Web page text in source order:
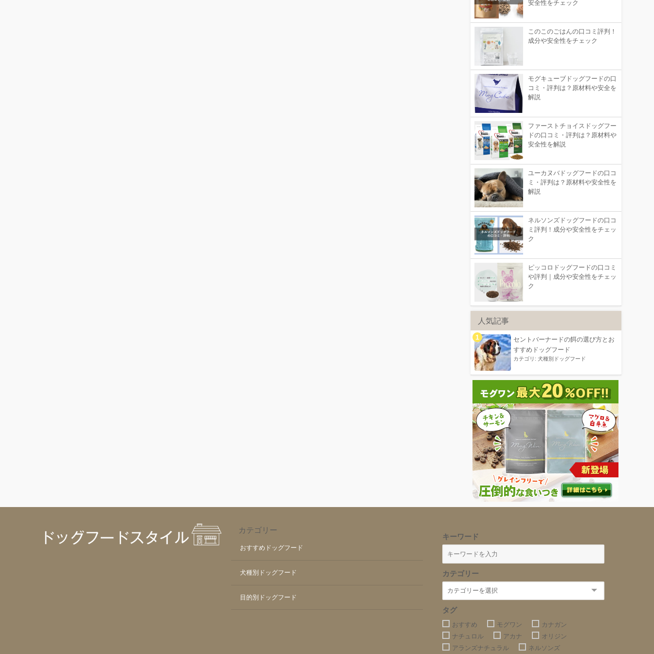
安全性をチェック
このこのごはんの口コミ評判！
成分や安全性をチェック
モグキューブドッグフードの口
コミ・評判は？原材料や安全を
解説
ファーストチョイスドッグフー
ドの口コミ・評判は？原材料や
安全性を解説
ユーカヌバドッグフードの口コ
ミ・評判は？原材料や安全性を
解説
ネルソンズドッグフードの口コ
ミ評判！成分や安全性をチェッ
ク
ピッコロドッグフードの口コミ
や評判｜成分や安全性をチェッ
ク
人気記事
セントバーナードの餌の選び方とお
すすめドッグフード
カテゴリ: 犬種別ドッグフード
カテゴリー
おすすめドッグフード
犬種別ドッグフード
目的別ドッグフード
キーワード
カテゴリー
タグ
おすすめ モグワン
カナガン
ナチュロル
アカナ
オリジン
アランズナチュラル
ネルソンズ